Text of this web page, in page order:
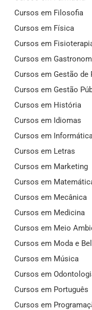
Cursos em Filosofia
Cursos em Física
Cursos em
Cursos em
Cursos em Gestão de
Cursos em Gestão
Cursos em História
Cursos em Idiomas
Cursos em
Cursos em Letras
Cursos em Marketing
Cursos em
Cursos em Mecânica
Cursos em Medicina
Cursos em Meio
Cursos em Moda e
Cursos em Música
Cursos em
Cursos em Português
Cursos em